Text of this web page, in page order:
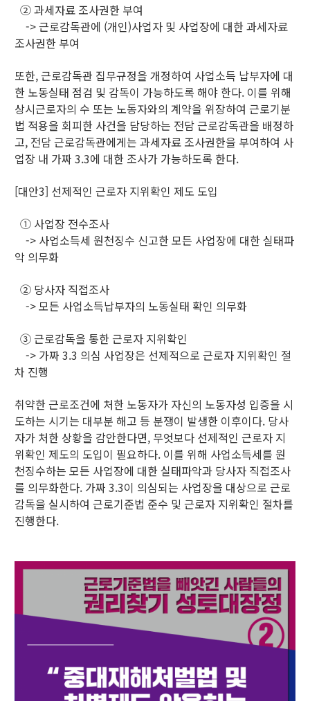
② 과세자료 조사권한 부여
-> 근로감독관에 (개인)사업자 및 사업장에 대한 과세자료
조사권한 부여
또한, 근로감독관 집무규정을 개정하여 사업소득 납부자에 대
한 노동실태 점검 및 감독이 가능하도록 해야 한다. 이를 위해
상시근로자의 수 또는 노동자와의 계약을 위장하여 근로기분
법 적용을 회피한 사건을 담당하는 전담 근로감독관을 배정하
고, 전담 근로감독관에게는 과세자료 조사권한을 부여하여 사
업장 내 가짜 3.3에 대한 조사가 가능하도록 한다.
[대안3] 선제적인 근로자 지위확인 제도 도입
① 사업장 전수조사
-> 사업소득세 원천징수 신고한 모든 사업장에 대한 실태파
악 의무화
② 당사자 직접조사
-> 모든 사업소득납부자의 노동실태 확인 의무화
③ 근로감독을 통한 근로자 지위확인
-> 가짜 3.3 의심 사업장은 선제적으로 근로자 지위확인 절
차 진행
취약한 근로조건에 처한 노동자가 자신의 노동자성 입증을 시
도하는 시기는 대부분 해고 등 분쟁이 발생한 이후이다. 당사
자가 처한 상황을 감안한다면, 무엇보다 선제적인 근로자 지
위확인 제도의 도입이 필요하다. 이를 위해 사업소득세를 원
천징수하는 모든 사업장에 대한 실태파악과 당사자 직접조사
를 의무화한다. 가짜 3.3이 의심되는 사업장을 대상으로 근로
감독을 실시하여 근로기준법 준수 및 근로자 지위확인 절차를
진행한다.